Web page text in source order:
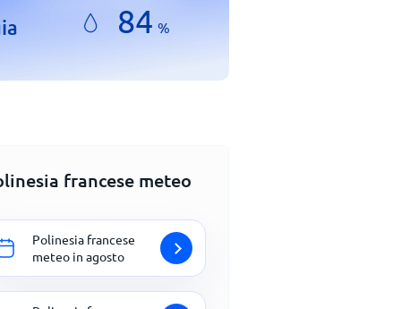
84 %
francese meteo
Polinesia francese
meteo in agosto